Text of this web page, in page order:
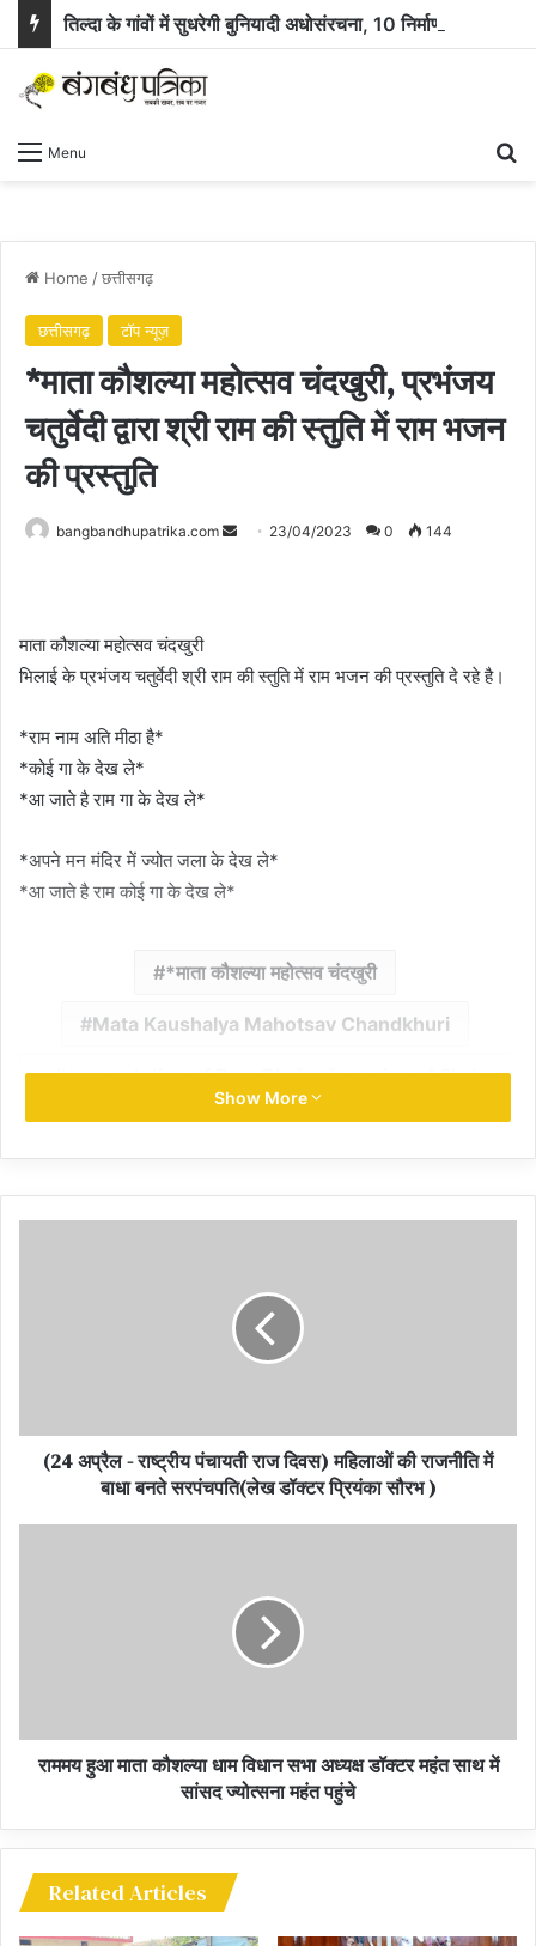
Menu
Home /छत्तीसगढ़
छत्तीसगढ़ टॉप न्यूज़
*माता कौशल्या महोत्सव चंदखुरी, प्रभंजय
चतुर्वेदी द्वारा श्री राम की स्तुति में राम भजन
की प्रस्तुति
bangbandhupatrika.com
Send 23/04/2023 0 144
माता कौशल्या महोत्सव चंदखुरी
भिलाई के प्रभंजय चतुर्वेदी श्री राम की स्तुति में राम भजन की प्रस्तुति दे रहे है।
*राम नाम अति मीठा है*
*कोई गा के देख ले*
*आ जाते है राम गा के देख ले*
*अपने मन मंदिर में ज्योत जला के देख ले*
*आ जाते है राम कोई गा के देख ले*
*माता कौशल्या महोत्सव चंदखुरी
Mata Kaushalya Mahotsav Chandkhuri
presentation of Ram Bhajan in praise of Shri
Ram by Prabhanjay Chaturvedi
Show More
(24 अप्रैल - राष्ट्रीय पंचायती राज दिवस) महिलाओं की राजनीति में
बाधा बनते सरपंचपति(लेख डॉक्टर प्रियंका सौरभ )
राममय हुआ माता कौशल्या धाम विधान सभा अध्यक्ष डॉक्टर महंत साथ में
सांसद ज्योत्सना महंत पहुंचे
Related Articles